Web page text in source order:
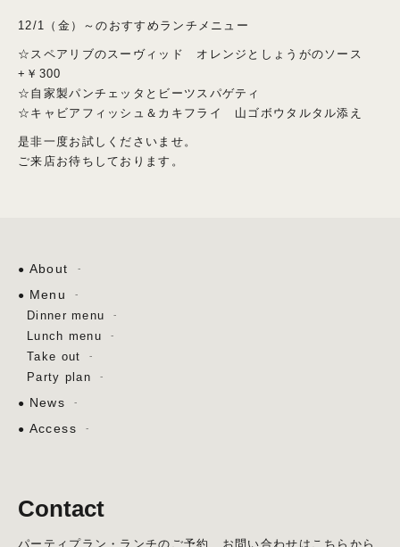
12/1（金）～のおすすめランチメニュー
☆スペアリブのスーヴィッド オレンジとしょうがのソース
+￥300
☆自家製パンチェッタとビーツスパゲティ
☆キャビアフィッシュ＆カキフライ 山ゴボウタルタル添え
是非一度お試しくださいませ。
ご来店お待ちしております。
About
Menu
Dinner menu
Lunch menu
Take out
Party plan
News
Access
Contact
パーティプラン・ランチのご予約、お問い合わせはこちらから